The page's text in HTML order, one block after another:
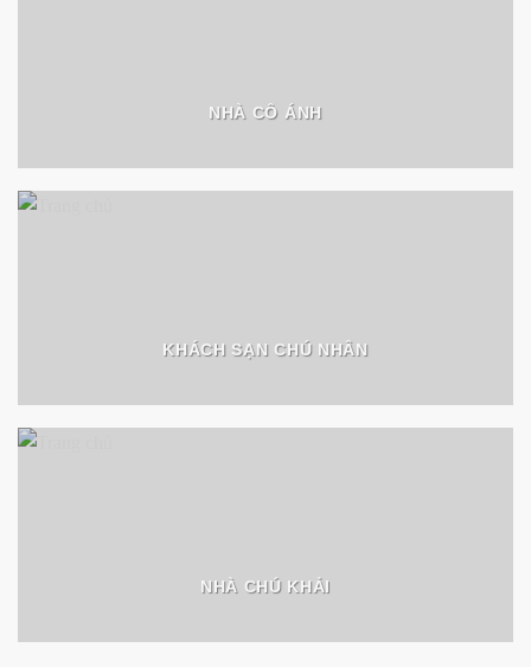
NHÀ CÔ ÁNH
KHÁCH SẠN CHÚ NHÂN
NHÀ CHÚ KHẢI